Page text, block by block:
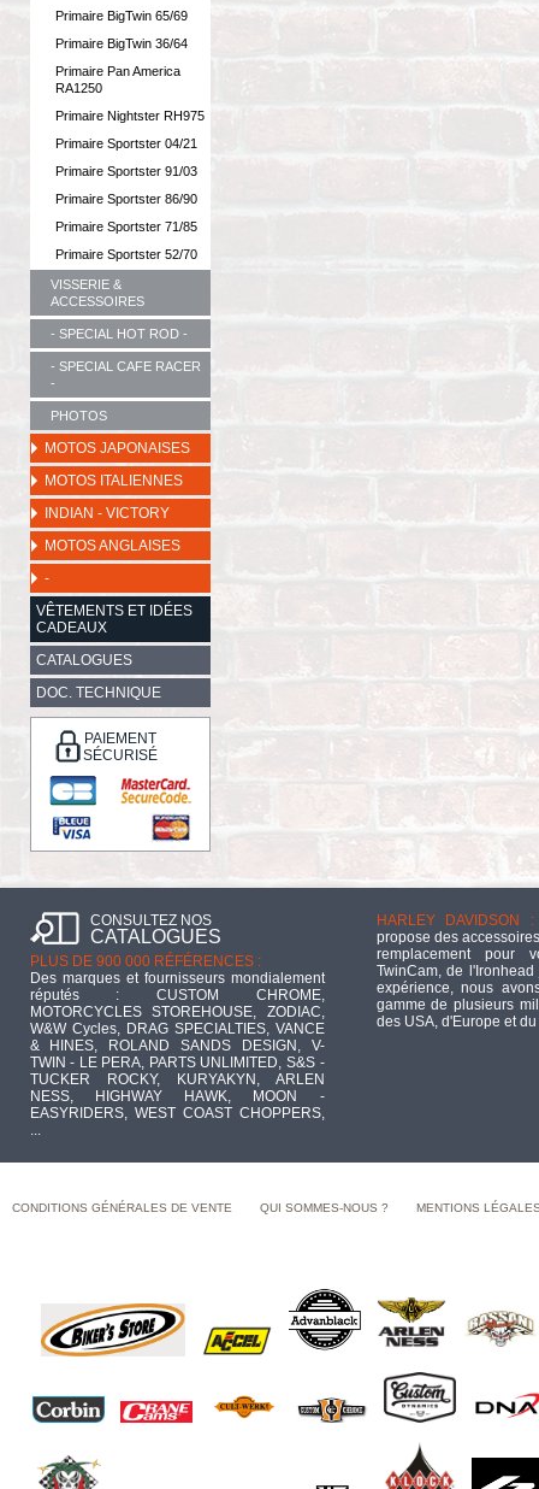
Primaire BigTwin 65/69
Primaire BigTwin 36/64
Primaire Pan America
RA1250
Primaire Nightster RH975
Primaire Sportster 04/21
Primaire Sportster 91/03
Primaire Sportster 86/90
Primaire Sportster 71/85
Primaire Sportster 52/70
VISSERIE &
ACCESSOIRES
- SPECIAL HOT ROD -
- SPECIAL CAFE RACER
-
PHOTOS
MOTOS JAPONAISES
MOTOS ITALIENNES
INDIAN - VICTORY
MOTOS ANGLAISES
-
VÊTEMENTS ET IDÉES
CADEAUX
CATALOGUES
DOC. TECHNIQUE
PAIEMENT
SÉCURISÉ
CONSULTEZ NOS
CATALOGUES
PLUS DE 900 000 RÉFÉRENCES :
Des marques et fournisseurs mondialement
réputés : CUSTOM CHROME,
MOTORCYCLES STOREHOUSE, ZODIAC,
W&W Cycles, DRAG SPECIALTIES, VANCE
& HINES, ROLAND SANDS DESIGN, V-
TWIN - LE PERA, PARTS UNLIMITED, S&S -
TUCKER ROCKY, KURYAKYN, ARLEN
NESS, HIGHWAY HAWK, MOON -
EASYRIDERS, WEST COAST CHOPPERS,
...
HARLEY DAVIDSON :
propose des
remplacement pour
TwinCam, de
expérience, nous
gamme de plusieurs
des USA, d'Europe et
CONDITIONS GÉNÉRALES DE VENTE QUI SOMMES-NOUS ? MENTIONS